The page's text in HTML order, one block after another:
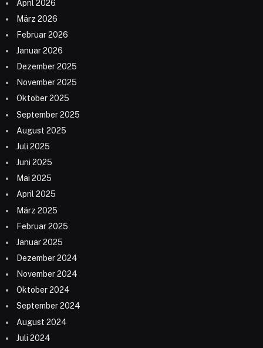
April 2026
März 2026
Februar 2026
Januar 2026
Dezember 2025
November 2025
Oktober 2025
September 2025
August 2025
Juli 2025
Juni 2025
Mai 2025
April 2025
März 2025
Februar 2025
Januar 2025
Dezember 2024
November 2024
Oktober 2024
September 2024
August 2024
Juli 2024